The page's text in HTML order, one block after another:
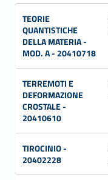
TEORIE
QUANTISTICHE
DELLA MATERIA -
MOD. A - 20410718
TERREMOTI E
DEFORMAZIONE
CROSTALE -
20410610
TIROCINIO -
20402228